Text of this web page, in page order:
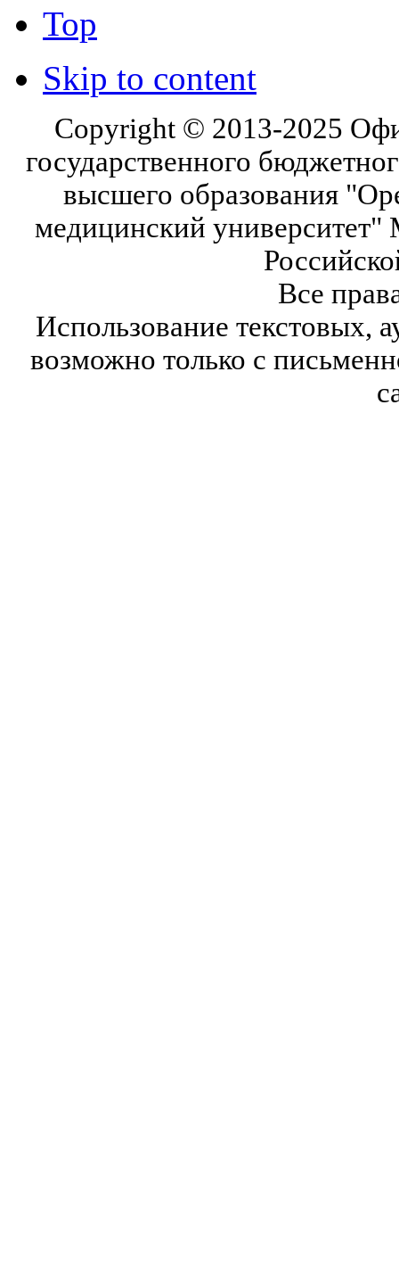
Top
Skip to content
Copyright © 2013-2025
государственного
высшего образования
медицинский университет"
Все
Использование текстовых,
возможно только с